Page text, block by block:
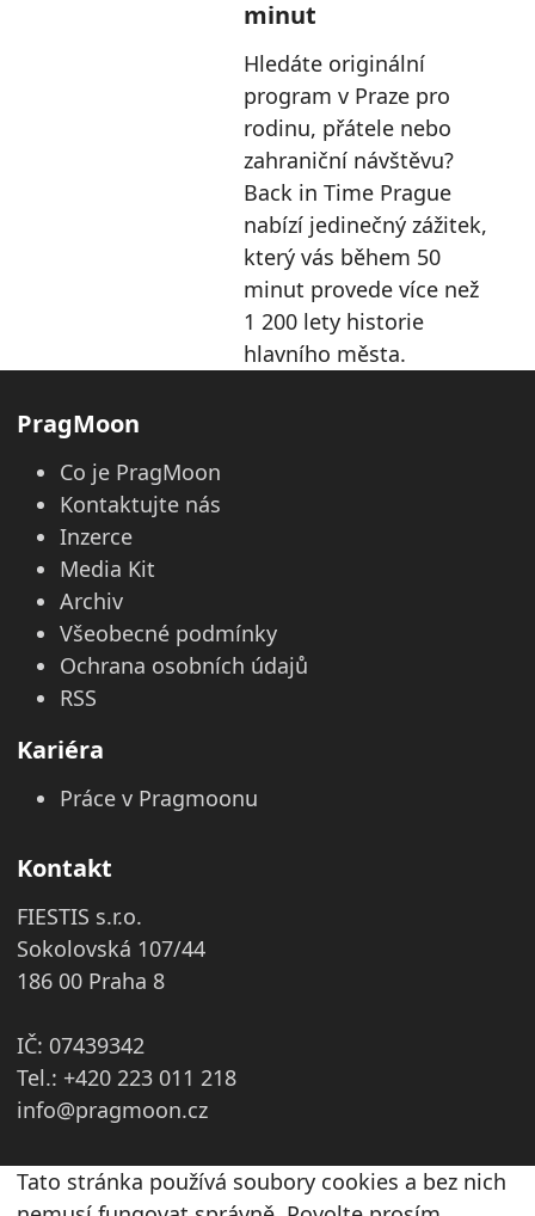
minut
Hledáte originální
program v Praze pro
rodinu, přátele nebo
zahraniční návštěvu?
Back in Time Prague
nabízí jedinečný zážitek,
který vás během 50
minut provede více než
1 200 lety historie
hlavního města.
PragMoon
Co je PragMoon
Kontaktujte nás
Inzerce
Media Kit
Archiv
Všeobecné podmínky
Ochrana osobních údajů
RSS
Kariéra
Práce v Pragmoonu
Kontakt
FIESTIS s.r.o.
Sokolovská 107/44
186 00 Praha 8
IČ: 07439342
Tel.: +420 223 011 218
info@pragmoon.cz
Tato stránka používá soubory cookies a bez nich